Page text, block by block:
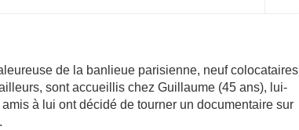
de la banlieue parisienne, neuf colocataires
sont accueillis chez Guillaume (45 ans), lui-
à lui ont décidé de tourner un documentaire sur